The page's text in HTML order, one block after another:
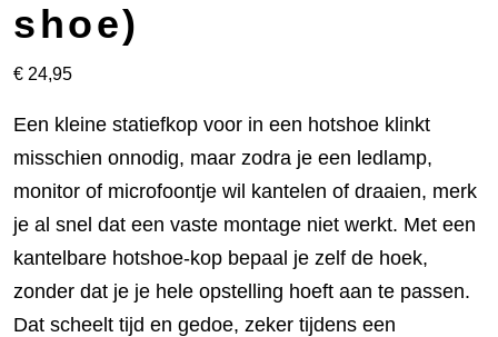
shoe)
€ 24,95
Een kleine statiefkop voor in een hotshoe klinkt
misschien onnodig, maar zodra je een ledlamp,
monitor of microfoontje wil kantelen of draaien, merk
je al snel dat een vaste montage niet werkt. Met een
kantelbare hotshoe-kop bepaal je zelf de hoek,
zonder dat je je hele opstelling hoeft aan te passen.
Dat scheelt tijd en gedoe, zeker tijdens een